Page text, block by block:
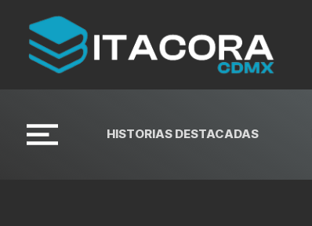
HISTORIAS DESTACADAS